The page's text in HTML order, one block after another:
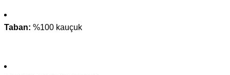
Taban: %100 kauçuk